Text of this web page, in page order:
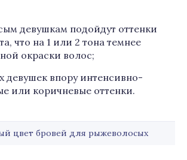
девушкам подойдут оттенки
что на 1 или 2 тона темнее
окраски волос;
девушек впору интенсивно-
или коричневые оттенки.
цвет бровей для рыжеволосых